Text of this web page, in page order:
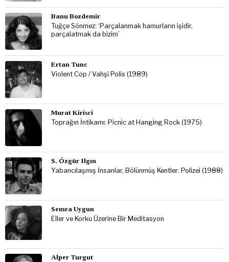
Banu Bozdemir
Tuğçe Sönmez: ‘Parçalanmak hamurların işidir,
parçalatmak da bizim’
Ertan Tunc
Violent Cop / Vahşi Polis (1989)
Murat Kirisci
Toprağın İntikamı: Picnic at Hanging Rock (1975)
S. Özgür Ilgın
Yabancılaşmış İnsanlar, Bölünmüş Kentler: Polizei (1988)
Semra Uygun
Eller ve Korku Üzerine Bir Meditasyon
Alper Turgut